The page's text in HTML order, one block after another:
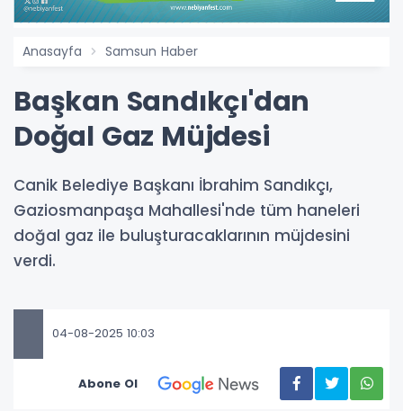
Anasayfa Samsun Haber
Başkan Sandıkçı'dan
Doğal Gaz Müjdesi
Canik Belediye Başkanı İbrahim Sandıkçı,
Gaziosmanpaşa Mahallesi'nde tüm haneleri
doğal gaz ile buluşturacaklarının müjdesini
verdi.
04-08-2025 10:03
Abone Ol